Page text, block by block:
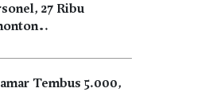
27 Ribu
Tembus 5.000,